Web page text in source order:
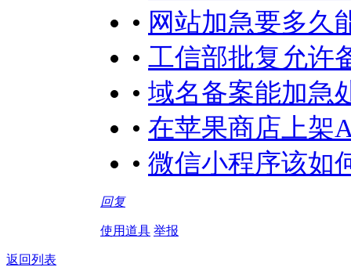
• 网站加急要多久
• 工信部批复允许
• 域名备案能加急
• 在苹果商店上架
• 微信小程序该如
回复
使用道具 举报
返回列表